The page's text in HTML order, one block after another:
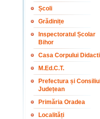
Școli
Grădinițe
Inspectoratul Școlar
Bihor
Casa Corpului
M.Ed.C.T.
Prefectura și Consiliul
Județean
Primăria Oradea
Localități